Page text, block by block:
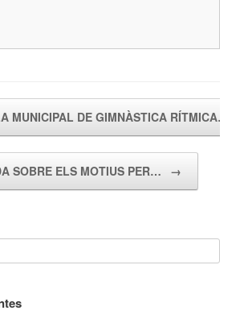
MUNICIPAL DE GIMNÀSTICA RÍTMICA…
SOBRE ELS MOTIUS PER… →